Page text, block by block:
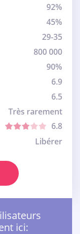
92%
45%
29-35
800 000
90%
6.9
6.5
Très rarement
6.8
Libérer
ici: